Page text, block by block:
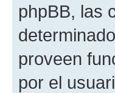
phpBB, las
proveen
por el